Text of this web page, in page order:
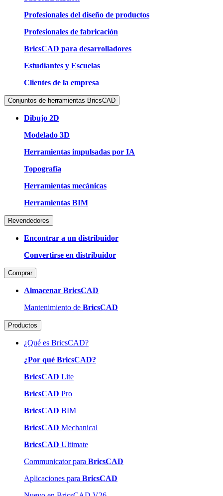
Profesionales del diseño de productos
Profesionales de fabricación
BricsCAD para desarrolladores
Estudiantes y Escuelas
Clientes de la empresa
Conjuntos de herramientas BricsCAD
Dibujo 2D
Modelado 3D
Herramientas impulsadas por IA
Topografía
Herramientas mecánicas
Herramientas BIM
Revendedores
Encontrar a un distribuidor
Convertirse en distribuidor
Comprar
Almacenar BricsCAD
Mantenimiento de BricsCAD
Productos
¿Qué es BricsCAD?
¿Por qué BricsCAD?
BricsCAD Lite
BricsCAD Pro
BricsCAD BIM
BricsCAD Mechanical
BricsCAD Ultimate
Communicator para BricsCAD
Aplicaciones para BricsCAD